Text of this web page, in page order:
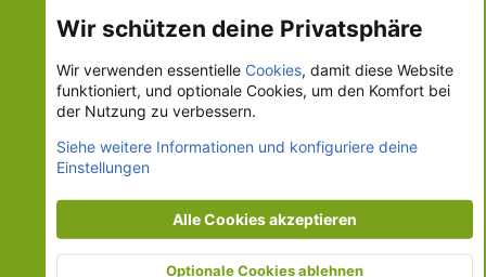
Wir schützen deine Privatsphäre
Wir verwenden essentielle Cookies, damit diese Website
funktioniert, und optionale Cookies, um den Komfort bei
der Nutzung zu verbessern.
Siehe weitere Informationen und konfiguriere deine
Einstellungen
Alle Cookies akzeptieren
Optionale Cookies ablehnen